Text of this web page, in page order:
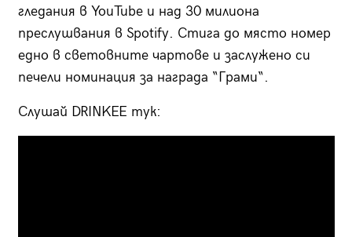
гледания в YouTube и над 30 милиона
преслушвания в Spotify. Стига до място номер
едно в световните чартове и заслужено си
печели номинация за награда “Грами“.
Слушай DRINKEE тук: